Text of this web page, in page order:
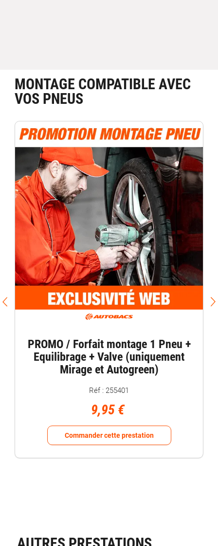
MONTAGE COMPATIBLE AVEC
VOS PNEUS
PROMO / Forfait montage 1 Pneu +
Equilibrage + Valve (uniquement
Mirage et Autogreen)
Réf : 255401
9,95 €
Commander cette prestation